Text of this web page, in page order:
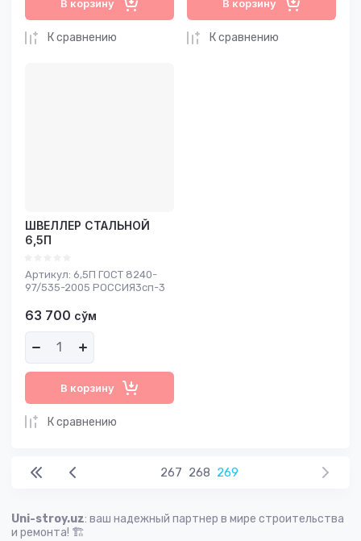
В корзину
К сравнению
В корзину
К сравнению
ШВЕЛЛЕР СТАЛЬНОЙ
6,5П
Артикул: 6,5П ГОСТ 8240-
97/535-2005 РОССИЯ3сп-3
63 700 сўм
В корзину
К сравнению
267 268 269
Uni-stroy.uz: ваш надежный партнер в мире строительства
и ремонта! 🏗